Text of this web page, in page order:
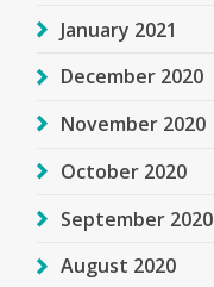
January 2021
December 2020
November 2020
October 2020
September 2020
August 2020